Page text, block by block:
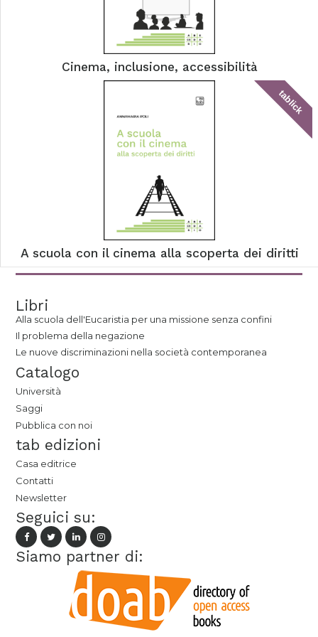
Cinema, inclusione, accessibilità
tablick
A scuola con il cinema alla scoperta dei diritti
Libri
Alla scuola dell'Eucaristia per una missione senza confini
Il problema della negazione
Le nuove discriminazioni nella società contemporanea
Catalogo
Università
Saggi
Pubblica con noi
tab edizioni
Casa editrice
Contatti
Newsletter
Seguici su:
Siamo partner di: